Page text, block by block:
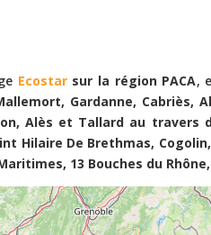
Ecostar sur la région PACA,
Gardanne, Cabriès,
Alès et Tallard au
Hilaire De Brethmas,
13 Bouches du